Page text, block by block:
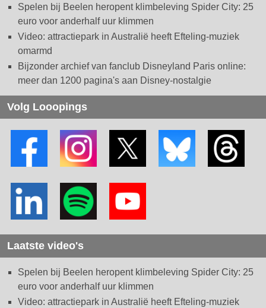
Spelen bij Beelen heropent klimbeleving Spider City: 25
euro voor anderhalf uur klimmen
Video: attractiepark in Australië heeft Efteling-muziek
omarmd
Bijzonder archief van fanclub Disneyland Paris online:
meer dan 1200 pagina's aan Disney-nostalgie
Volg Looopings
Laatste video's
Spelen bij Beelen heropent klimbeleving Spider City: 25
euro voor anderhalf uur klimmen
Video: attractiepark in Australië heeft Efteling-muziek